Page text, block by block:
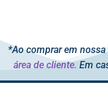
*Ao comprar em
área de cliente. Em